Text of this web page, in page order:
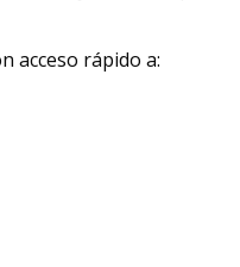
acceso rápido a: